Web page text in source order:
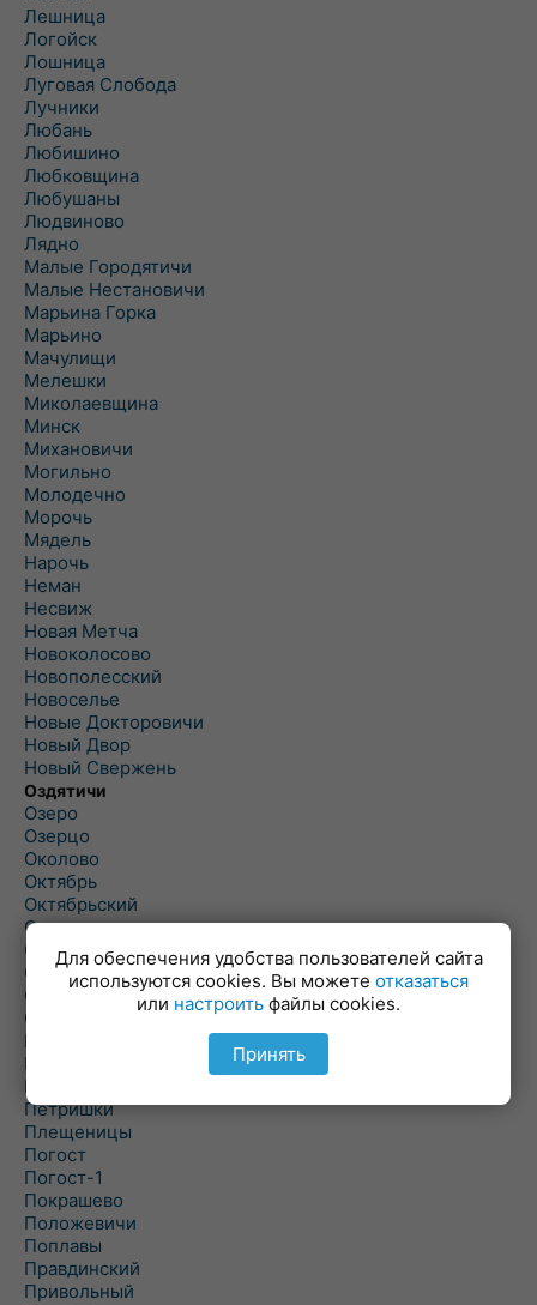
Лешница
Логойск
Лошница
Луговая Слобода
Лучники
Любань
Любишино
Любковщина
Любушаны
Людвиново
Лядно
Малые Городятичи
Малые Нестановичи
Марьина Горка
Марьино
Мачулищи
Мелешки
Миколаевщина
Минск
Михановичи
Могильно
Молодечно
Морочь
Мядель
Нарочь
Неман
Несвиж
Новая Метча
Новоколосово
Новополесский
Новоселье
Новые Докторовичи
Новый Двор
Новый Свержень
Оздятичи
Озеро
Озерцо
Околово
Октябрь
Октябрьский
Олехновичи
Омговичи
Оношки
Осовец
Острошицкий Городок
Пасека
Пастовичи
Першаи
Петришки
Плещеницы
Погост
Погост-1
Покрашево
Положевичи
Поплавы
Правдинский
Привольный
Для обеспечения удобства пользователей сайта
используются cookies. Вы можете отказаться
или настроить файлы cookies.
Принять